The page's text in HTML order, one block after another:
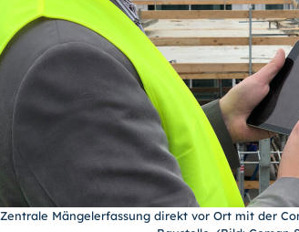
Zentrale Mängelerfassung direkt vor Ort mit der